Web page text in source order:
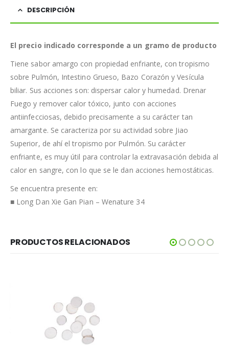
DESCRIPCIÓN
El precio indicado corresponde a un gramo de producto
Tiene sabor amargo con propiedad enfriante, con tropismo
sobre Pulmón, Intestino Grueso, Bazo Corazón y Vesícula
biliar. Sus acciones son: dispersar calor y humedad. Drenar
Fuego y remover calor tóxico, junto con acciones
antiinfecciosas, debido precisamente a su carácter tan
amargante. Se caracteriza por su actividad sobre Jiao
Superior, de ahí el tropismo por Pulmón. Su carácter
enfriante, es muy útil para controlar la extravasación debida al
calor en sangre, con lo que se le dan acciones hemostáticas.
Se encuentra presente en:
■ Long Dan Xie Gan Pian – Wenature 34
PRODUCTOS RELACIONADOS